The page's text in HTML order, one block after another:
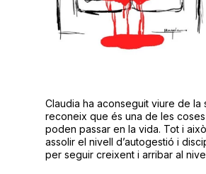
Claudia ha aconseguit viure de la
reconeix que és una de les
poden passar en la vida. Tot i
assolir el nivell d’autogestió i
per seguir creixent i arribar al